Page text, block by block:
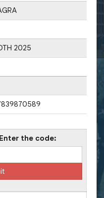
2025
the code: